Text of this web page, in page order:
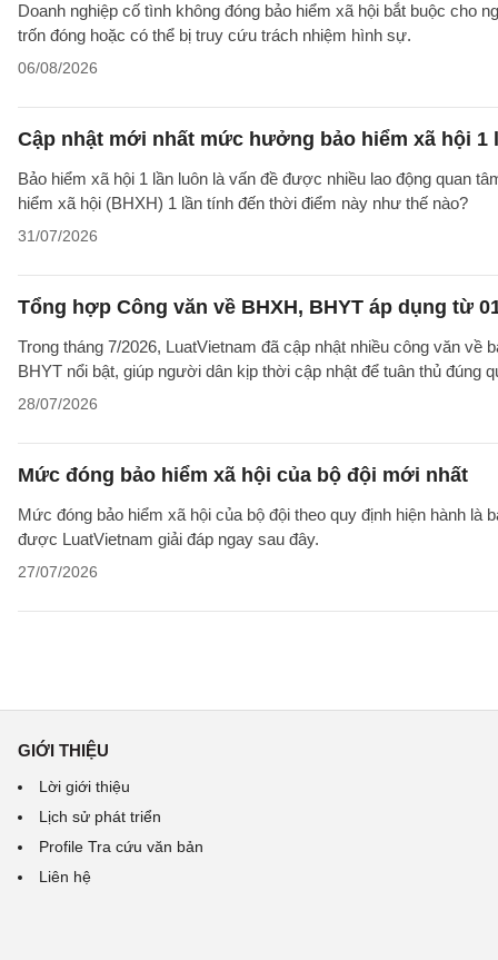
Doanh nghiệp cố tình không đóng bảo hiểm xã hội bắt buộc cho
trốn đóng hoặc có thể bị truy cứu trách nhiệm hình sự.
06/08/2026
Cập nhật mới nhất mức hưởng bảo hiểm xã hội 1
Bảo hiểm xã hội 1 lần luôn là vấn đề được nhiều lao động quan
hiểm xã hội (BHXH) 1 lần tính đến thời điểm này như thế nào?
31/07/2026
Tổng hợp Công văn về BHXH, BHYT áp dụng từ
Trong tháng 7/2026, LuatVietnam đã cập nhật nhiều công văn
BHYT nổi bật, giúp người dân kịp thời cập nhật để tuân thủ đúng
28/07/2026
Mức đóng bảo hiểm xã hội của bộ đội mới nhất
Mức đóng bảo hiểm xã hội của bộ đội theo quy định hiện hành
được LuatVietnam giải đáp ngay sau đây.
27/07/2026
GIỚI THIỆU
Lời giới thiệu
Lịch sử phát triển
Profile Tra cứu văn bản
Liên hệ